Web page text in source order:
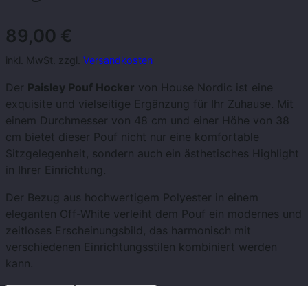
89,00 €
inkl. MwSt. zzgl. Versandkosten
Der Paisley Pouf Hocker von House Nordic ist eine
exquisite und vielseitige Ergänzung für Ihr Zuhause. Mit
einem Durchmesser von 48 cm und einer Höhe von 38
cm bietet dieser Pouf nicht nur eine komfortable
Sitzgelegenheit, sondern auch ein ästhetisches Highlight
in Ihrer Einrichtung.
Der Bezug aus hochwertigem Polyester in einem
eleganten Off-White verleiht dem Pouf ein modernes und
zeitloses Erscheinungsbild, das harmonisch mit
verschiedenen Einrichtungsstilen kombiniert werden
kann.